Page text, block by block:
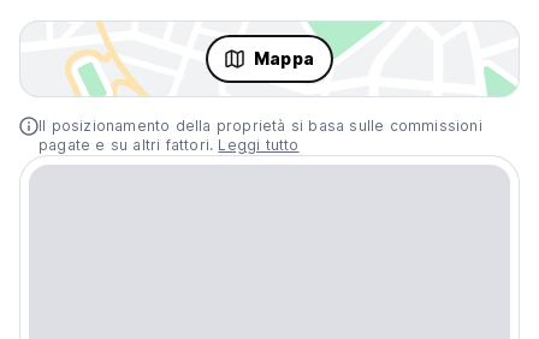
Mappa
Il posizionamento della proprietà si basa sulle commissioni
pagate e su altri fattori. Leggi tutto